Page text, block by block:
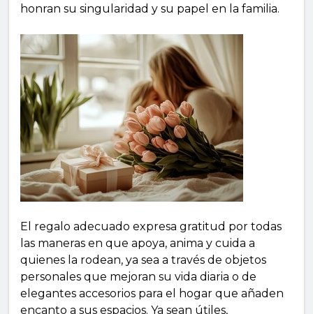
honran su singularidad y su papel en la familia.
El regalo adecuado expresa gratitud por todas
las maneras en que apoya, anima y cuida a
quienes la rodean, ya sea a través de objetos
personales que mejoran su vida diaria o de
elegantes accesorios para el hogar que añaden
encanto a sus espacios. Ya sean útiles,